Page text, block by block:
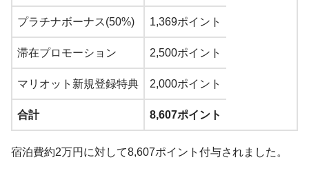
プラチナボーナス(50%) 1,369ポイント
滞在プロモーション 2,500ポイント
マリオット新規登録特典 2,000ポイント
合計 8,607ポイント
宿泊費約2万円に対して8,607ポイント付与されました。